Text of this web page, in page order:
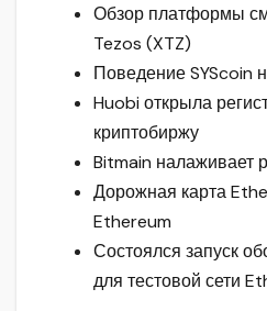
Обзор платформы
Tezos (XTZ)
Поведение SYScoin
Huobi открыла
криптобиржу
Bitmain налаживает
Дорожная карта
Ethereum
Состоялся запуск
для тестовой сети